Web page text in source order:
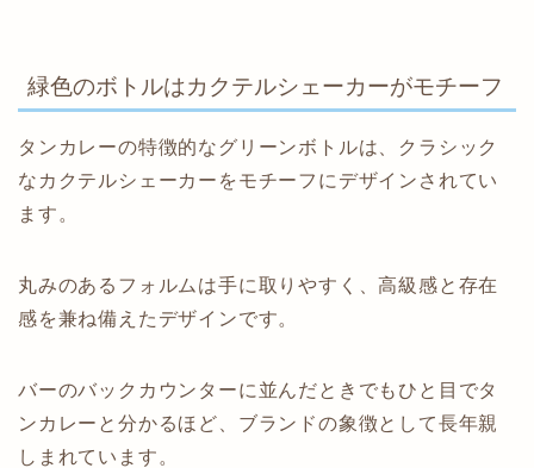
緑色のボトルはカクテルシェーカーがモチーフ
タンカレーの特徴的なグリーンボトルは、クラシック
なカクテルシェーカーをモチーフにデザインされてい
ます。
丸みのあるフォルムは手に取りやすく、高級感と存在
感を兼ね備えたデザインです。
バーのバックカウンターに並んだときでもひと目でタ
ンカレーと分かるほど、ブランドの象徴として長年親
しまれています。